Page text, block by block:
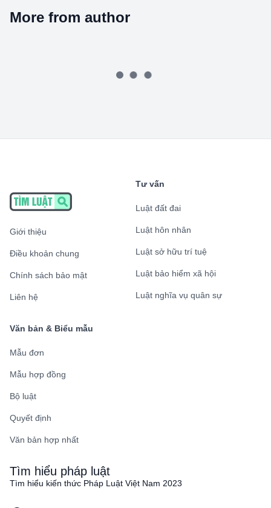
More from author
Giới thiệu
Điều khoản chung
Chính sách bảo mật
Liên hệ
Tư vấn
Luật đất đai
Luật hôn nhân
Luật sở hữu trí tuệ
Luật bảo hiểm xã hội
Luật nghĩa vụ quân sự
Văn bản & Biểu mẫu
Mẫu đơn
Mẫu hợp đồng
Bộ luật
Quyết định
Văn bản hợp nhất
Tìm hiểu pháp luật
Tìm hiểu kiến thức Pháp Luật Việt Nam 2023